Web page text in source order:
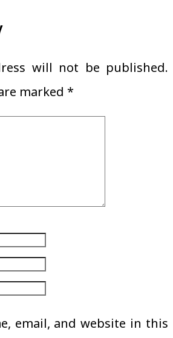
will not be published.
marked *
email, and website in this